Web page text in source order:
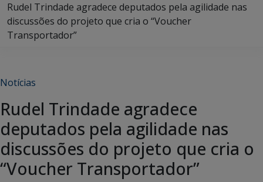
Rudel Trindade agradece deputados pela agilidade nas
discussões do projeto que cria o “Voucher
Transportador”
Notícias
Rudel Trindade agradece
deputados pela agilidade nas
discussões do projeto que cria o
“Voucher Transportador”